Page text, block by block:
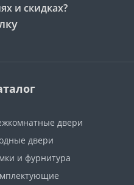
и скидках?
двери
двери
и фурнитура